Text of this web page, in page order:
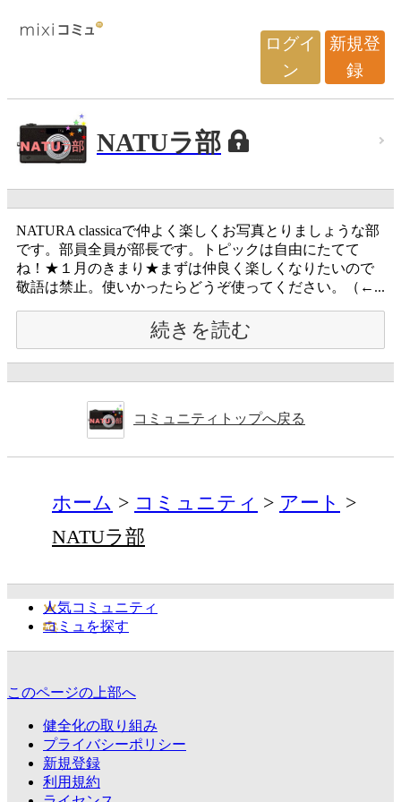
ログイ
ン
新規登
録
NATUラ部
NATURA classicaで仲よく楽しくお写真とりましょうな部
です。部員全員が部長です。トピックは自由にたてて
ね！★１月のきまり★まずは仲良く楽しくなりたいので
敬語は禁止。使いかったらどうぞ使ってください。（←...
続きを読む
コミュニティトップへ戻る
ホーム コミュニティ
アート
NATUラ部
人気コミュニティ
コミュを探す
このページの上部へ
健全化の取り組み
プライバシーポリシー
新規登録
利用規約